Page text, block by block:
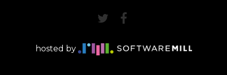
hosted by